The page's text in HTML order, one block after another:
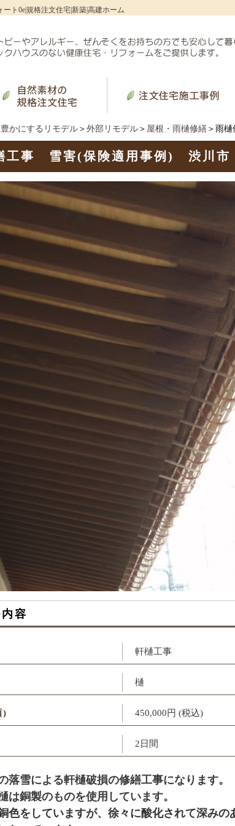
ート0e|規格注文住宅|新築|高建ホーム
かにするリモデル ＞ 外部リモデル ＞ 屋根・雨樋修繕 ＞雨
工事 雪害(保険適用事例) 渋川
容
軒樋工事
樋
) 450,000円 (税込)
2日間
落雪による軒樋破損の修繕工事になります。
は銅製のものを使用しています。
色をしていますが、徐々に酸化されて深み